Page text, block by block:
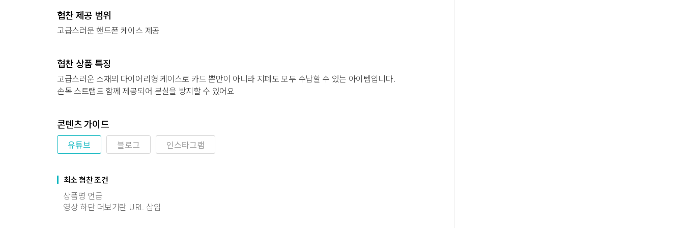
협찬 제공 범위
고급스러운 핸드폰 케이스 제공
협찬 상품 특징
고급스러운 소재의 다이어리형 케이스로 카드 뿐만이 아니라 지폐도 모두 수납할 수 있는 아이템입니다.
손목 스트랩도 함께 제공되어 분실을 방지할 수 있어요
콘텐츠 가이드
유튜브 블로그 인스타그램
최소 협찬 조건
상품명 언급
영상 하단 더보기란 URL 삽입